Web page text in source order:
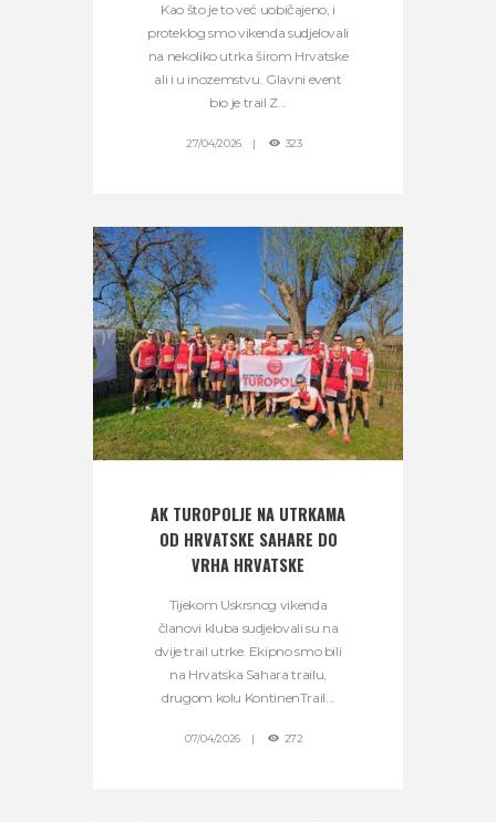
Kao što je to već uobičajeno, i
proteklog smo vikenda sudjelovali
na nekoliko utrka širom Hrvatske
ali i u inozemstvu. Glavni event
bio je trail Z...
27/04/2026 323
AK TUROPOLJE NA UTRKAMA
OD HRVATSKE SAHARE DO
VRHA HRVATSKE
Tijekom Uskrsnog vikenda
članovi kluba sudjelovali su na
dvije trail utrke. Ekipno smo bili
na Hrvatska Sahara trailu,
drugom kolu KontinenTrail...
07/04/2026 272